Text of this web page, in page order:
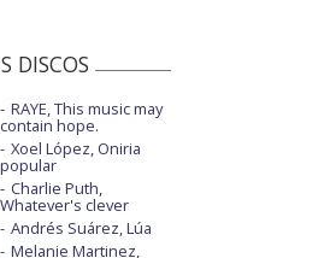
DISCOS
RAYE, This music may
contain hope.
Xoel López, Oniria
popular
Charlie Puth,
Whatever's clever
Andrés Suárez, Lúa
Melanie Martinez,